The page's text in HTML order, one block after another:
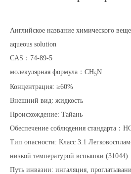
Английское название химического
aqueous solution
CAS：74-89-5
молекулярная формула：CH5N
Концентрация: ≥60%
Внешний вид: жидкость
Происхождение: Тайань
Обеспечение соблюдения стандарта：
Тип опасности: Класс 3.1
низкой температурой вспышки (31044)
Путь инвазии: ингаляция,